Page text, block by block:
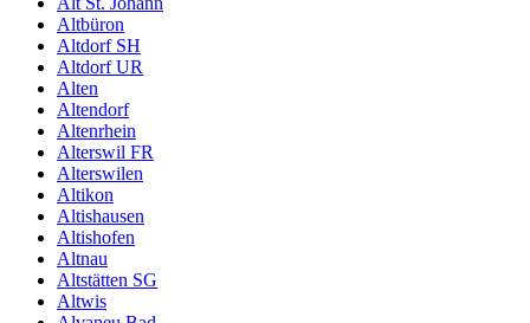
Altbüron
Altdorf SH
Altdorf UR
Alten
Altendorf
Altenrhein
Alterswil FR
Alterswilen
Altikon
Altishausen
Altishofen
Altnau
Altstätten SG
Altwis